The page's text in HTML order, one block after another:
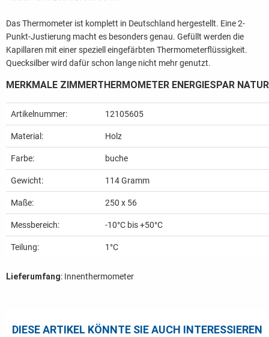
Das Thermometer ist komplett in Deutschland hergestellt. Eine 2-
Punkt-Justierung macht es besonders genau. Gefüllt werden die
Kapillaren mit einer speziell eingefärbten Thermometerflüssigkeit.
Quecksilber wird dafür schon lange nicht mehr genutzt.
MERKMALE ZIMMERTHERMOMETER ENERGIESPAR NATUR
Artikelnummer: 12105605
Material: Holz
Farbe: buche
Gewicht: 114Gramm
Maße: 250 x 56
Messbereich: -10°C bis +50°C
Teilung: 1°C
Lieferumfang: Innenthermometer
DIESE ARTIKEL KÖNNTE SIE AUCH INTERESSIEREN